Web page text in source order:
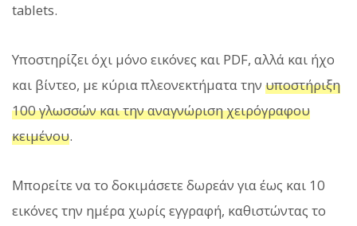
tablets.
Υποστηρίζει όχι μόνο εικόνες και PDF, αλλά και ήχο
και βίντεο, με κύρια πλεονεκτήματα την υποστήριξη
100 γλωσσών και την αναγνώριση χειρόγραφου
κειμένου.
Μπορείτε να το δοκιμάσετε δωρεάν για έως και 10
εικόνες την ημέρα χωρίς εγγραφή, καθιστώντας το